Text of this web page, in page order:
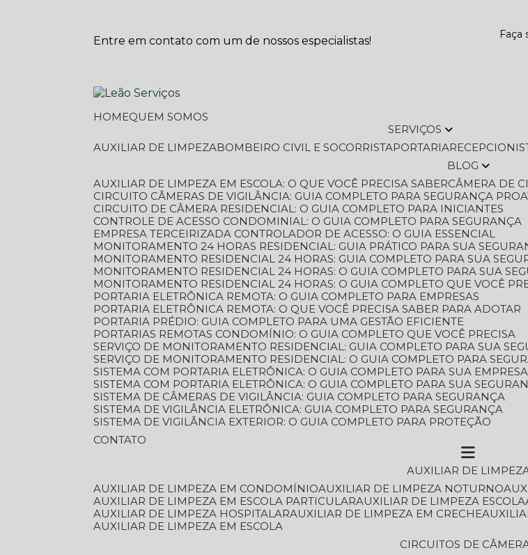
Entre em contato com um de nossos especialistas!
Faça
HOME
QUEM SOMOS
SERVIÇOS
AUXILIAR DE LIMPEZA
BOMBEIRO CIVIL E SOCORRISTA PORTARIA
BLOG
AUXILIAR DE LIMPEZA EM ESCOLA: O QUE VOCÊ PRECISA SABER
CÂMERA DE
CIRCUITO CÂMERAS DE VIGILÂNCIA: GUIA COMPLETO PARA SEGURANÇA
CIRCUITO DE CÂMERA RESIDENCIAL: O GUIA COMPLETO PARA INICIANTES
CONTROLE DE ACESSO CONDOMINIAL: O GUIA COMPLETO PARA SEGURANÇA
EMPRESA TERCEIRIZADA CONTROLADOR DE ACESSO: O GUIA ESSENCIAL
MONITORAMENTO 24 HORAS RESIDENCIAL: GUIA PRÁTICO PARA SUA
MONITORAMENTO RESIDENCIAL 24 HORAS: GUIA COMPLETO PARA SUA
MONITORAMENTO RESIDENCIAL 24 HORAS: O GUIA COMPLETO PARA SUA
MONITORAMENTO RESIDENCIAL 24 HORAS: O GUIA COMPLETO QUE VOCÊ
PORTARIA ELETRÔNICA REMOTA: O GUIA COMPLETO PARA EMPRESAS
PORTARIA ELETRÔNICA REMOTA: O QUE VOCÊ PRECISA SABER PARA ADOTAR
PORTARIA PRÉDIO: GUIA COMPLETO PARA UMA GESTÃO EFICIENTE
PORTARIAS REMOTAS CONDOMÍNIO: O GUIA COMPLETO QUE VOCÊ PRECISA
SERVIÇO DE MONITORAMENTO RESIDENCIAL: GUIA COMPLETO PARA SUA
SERVIÇO DE MONITORAMENTO RESIDENCIAL: O GUIA COMPLETO PARA
SISTEMA COM PORTARIA ELETRÔNICA: O GUIA COMPLETO PARA SUA EMPRESA
SISTEMA COM PORTARIA ELETRÔNICA: O GUIA COMPLETO PARA SUA
SISTEMA DE CÂMERAS DE VIGILÂNCIA: GUIA COMPLETO PARA SEGURANÇA
SISTEMA DE VIGILÂNCIA ELETRÔNICA: GUIA COMPLETO PARA SEGURANÇA
SISTEMA DE VIGILÂNCIA EXTERIOR: O GUIA COMPLETO PARA PROTEÇÃO
CONTATO
AUXILIAR DE
AUXILIAR DE LIMPEZA EM CONDOMÍNIO
AUXILIAR DE LIMPEZA NOTURNO
AUXILIAR DE LIMPEZA EM ESCOLA PARTICULAR
AUXILIAR DE LIMPEZA ESCOLA
AUXILIAR DE LIMPEZA HOSPITALAR
AUXILIAR DE LIMPEZA EM CRECHE
AUXILIAR DE LIMPEZA EM ESCOLA
CIRCUITOS DE